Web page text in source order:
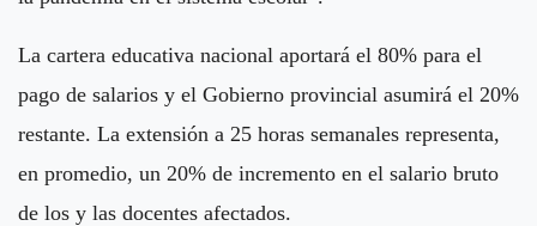
La cartera educativa nacional aportará el 80% para el
pago de salarios y el Gobierno provincial asumirá el 20%
restante. La extensión a 25 horas semanales representa,
en promedio, un 20% de incremento en el salario bruto
de los y las docentes afectados.